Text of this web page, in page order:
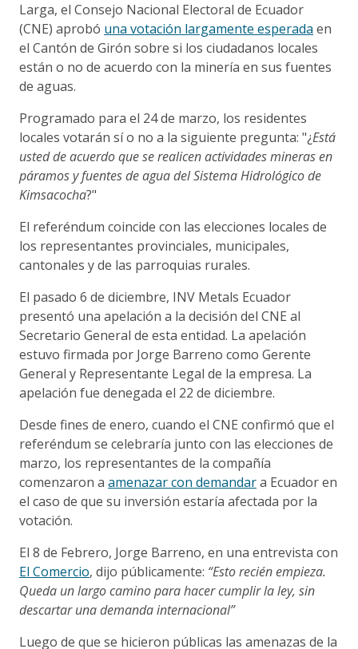
Larga, el Consejo Nacional Electoral de Ecuador
(CNE) aprobó una votación largamente esperada en
el Cantón de Girón sobre si los ciudadanos locales
están o no de acuerdo con la minería en sus fuentes
de aguas.
Programado para el 24 de marzo, los residentes
locales votarán sí o no a la siguiente pregunta: "¿Está
usted de acuerdo que se realicen actividades mineras en
páramos y fuentes de agua del Sistema Hidrológico de
Kimsacocha?"
El referéndum coincide con las elecciones locales de
los representantes provinciales, municipales,
cantonales y de las parroquias rurales.
El pasado 6 de diciembre, INV Metals Ecuador
presentó una apelación a la decisión del CNE al
Secretario General de esta entidad. La apelación
estuvo firmada por Jorge Barreno como Gerente
General y Representante Legal de la empresa. La
apelación fue denegada el 22 de diciembre.
Desde fines de enero, cuando el CNE confirmó que el
referéndum se celebraría junto con las elecciones de
marzo, los representantes de la compañía
comenzaron a amenazar con demandara Ecuador en
el caso de que su inversión estaría afectada por la
votación.
El 8 de Febrero, Jorge Barreno, en una entrevista con
El Comercio, dijo públicamente: “Esto recién empieza.
Queda un largo camino para hacer cumplir la ley, sin
descartar una demanda internacional”
Luego de que se hicieron públicas las amenazas de la